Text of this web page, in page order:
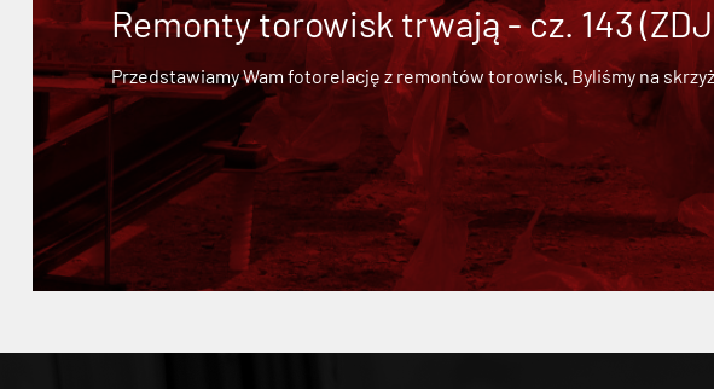
Remonty torowisk trwają - cz. 143
Przedstawiamy Wam fotorelację z remontów torowisk. Byliśmy na